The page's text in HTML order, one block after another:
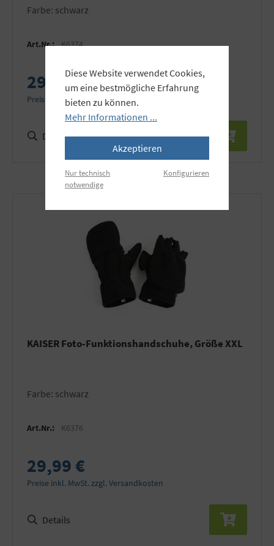
Farbe: schwarz
Art.Nr.: K6374
29,99 €
Preise inkl. MwSt. zzgl. Versandkosten
Details
KAISER Foto-Funktionshandschuhe, Größe XXL
Farbe: schwarz
Art.Nr.: K6376
29,99 €
Preise inkl. MwSt. zzgl. Versandkosten
Details
Diese Website verwendet Cookies,
um eine bestmögliche Erfahrung
bieten zu können.
Mehr Informationen ...
Akzeptieren
Nur technisch
notwendige
Konfigurieren